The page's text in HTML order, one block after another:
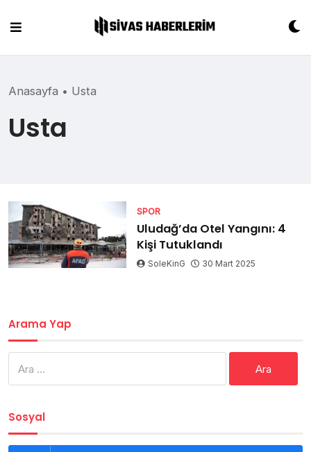
content
Anasayfa • Usta
Usta
SPOR
Uludağ’da Otel Yangını: 4
Kişi Tutuklandı
SoleKinG 30 Mart 2025
Arama Yap
Sosyal